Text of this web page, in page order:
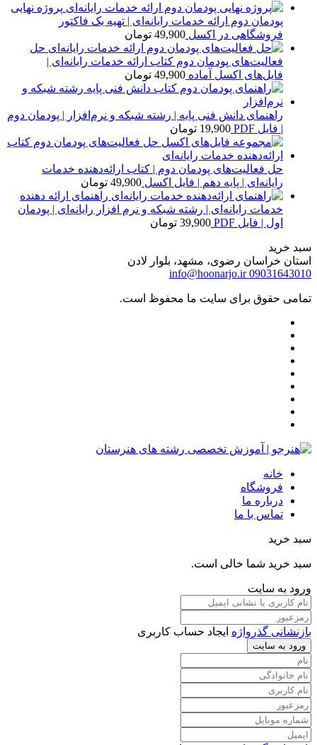
پروژه نهایی
پودمان دوم ارائه خدمات رایانه‌ای | تهیه یک فاکتور
فروشگاهی در اکسل 49,900 تومان
حل
فعالیت‌های پودمان دوم کتاب ارائه خدمات رایانه‌ای |
فایل‌های اکسل آماده 49,900 تومان
راهنمای دانش فنی پایه | رشته شبکه و نرم‌افزار | پودمان دوم
| فایل PDF
19,900 تومان
حل فعالیت‌های پودمان دوم | کتاب ارائه‌دهنده خدمات
رایانه‌ای | پایه دهم | فایل اکسل 49,900 تومان
راهنمای ارائه دهنده
خدمات رایانه‌ای | رشته شبکه و نرم افزار رایانه‌ای | پودمان
اول | فایل PDF
39,900 تومان
سبد خرید
استان خراسان رضوی، مشهد، بلوار لادن
09031643010
info@hoonarjo.ir
تمامی حقوق برای سایت ما محفوظ است.
خانه
فروشگاه
درباره ما
تماس با ما
سبد خرید
سبد خرید شما خالی است.
ورود به سایت
بازنشانی گذرواژه ایجاد حساب کاربری
ورود به سایت